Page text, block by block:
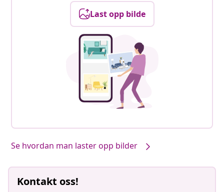
Last opp bilde
Se hvordan man laster opp bilder
Kontakt oss!